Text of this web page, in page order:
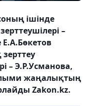
ішінде
–
– Э.Р.Усманова,
жаңалықтың
Zakon.kz.